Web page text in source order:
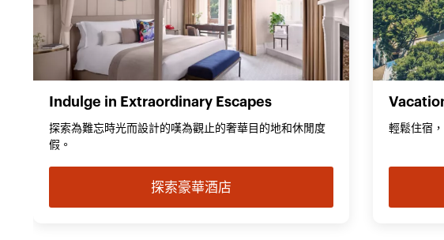
Indulge in Extraordinary Escapes
探索為難忘時光而設計的嘆為觀止的奢華目的地和休閒度
假。
探索豪華酒店
輕鬆住宿